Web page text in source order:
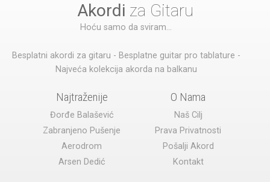
Akordi za Gitaru
Hoću samo da sviram...
Besplatni akordi za gitaru - Besplatne guitar pro tablature -
Najveća kolekcija akorda na balkanu
Najtraženije
Đorđe Balašević
Zabranjeno Pušenje
Aerodrom
Arsen Dedić
O Nama
Naš Cilj
Prava Privatnosti
Pošalji Akord
Kontakt